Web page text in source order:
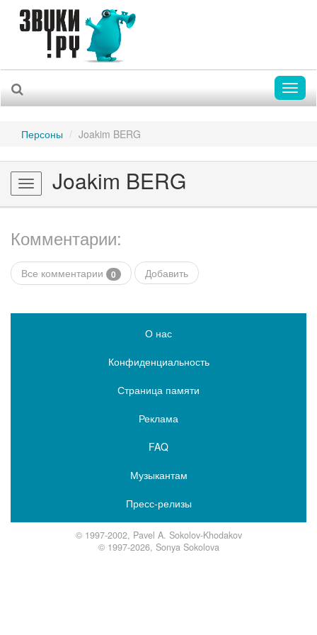
Персоны Joakim BERG
Toggle
navigation
Joakim BERG
Комментарии:
Все комментарии 0 Добавить
О нас
Конфиденциальность
Страница памяти
Реклама
FAQ
Музыкантам
Пресс-релизы
© 1997-2002, Pavel A. Sokolov-Khodakov
© 1997-2026, Sonya Sokolova